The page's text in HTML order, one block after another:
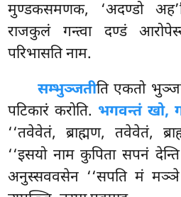
मुण्डकसमणक, ‘अदण्डो
राजकुलं गन्त्वा दण्डं
परिभासति नाम.
सम्भुञ्जतीति एकतो
पटिकारं करोति. भगवन्तं खो,
‘‘तवेवेतं, ब्राह्मण, तवेवेतं,
‘‘इसयो नाम कुपिता सपनं देन्ति
अनुस्सववसेन ‘‘सपति मं मञ्ञे